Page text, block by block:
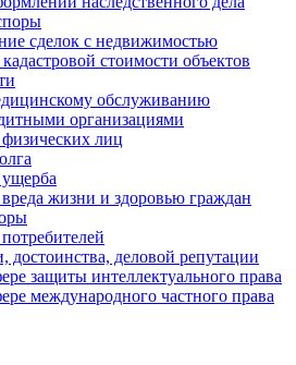
сделок с недвижимостью
стоимости объектов
обслуживанию
организациями
лиц
жизни и здоровью граждан
достоинства, деловой репутации
защиты интеллектуального права
международного частного права